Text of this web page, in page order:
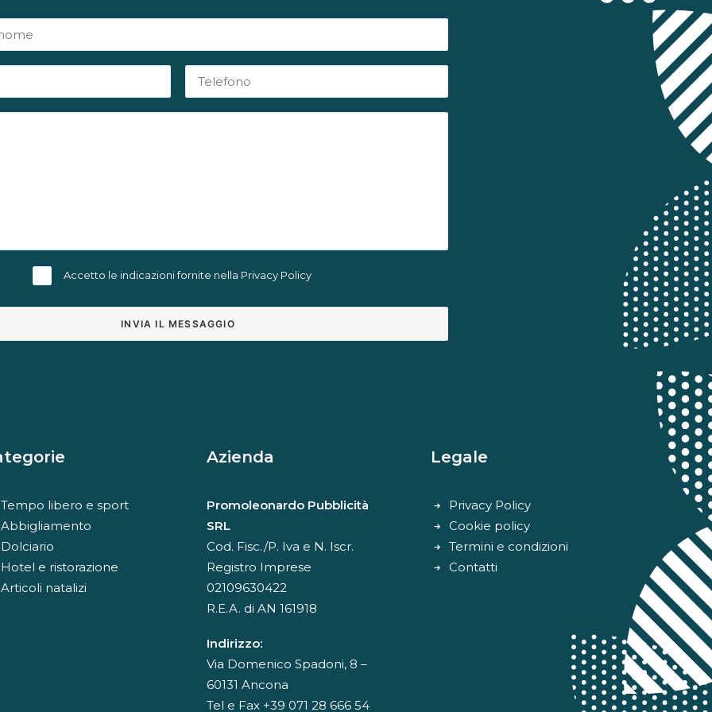
Accetto le indicazioni fornite nella Privacy Policy
Tempo libero e sport
Abbigliamento
Dolciario
Hotel e ristorazione
Articoli natalizi
Azienda
Promoleonardo Pubblicità
SRL
Cod. Fisc./P. Iva e N. Iscr.
Registro Imprese
02109630422
R.E.A. di AN 161918
Indirizzo:
Via Domenico Spadoni, 8 –
60131 Ancona
Tel e Fax +39 071 28 666 54
Legale
Privacy Policy
Cookie policy
Termini e condizioni
Contatti